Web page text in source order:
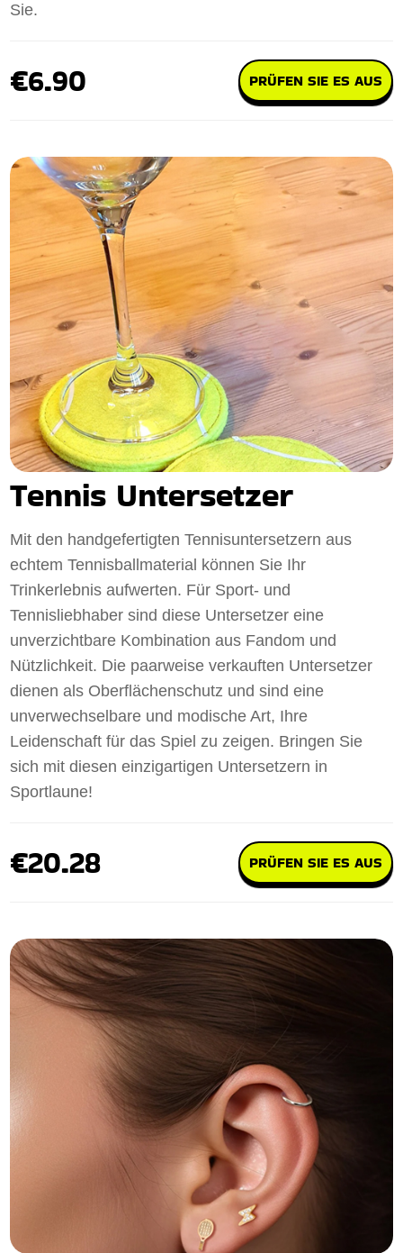
Sie.
€6.90 PRÜFEN SIE ES AUS
Tennis Untersetzer
Mit den handgefertigten Tennisuntersetzern aus
echtem Tennisballmaterial können Sie Ihr
Trinkerlebnis aufwerten. Für Sport- und
Tennisliebhaber sind diese Untersetzer eine
unverzichtbare Kombination aus Fandom und
Nützlichkeit. Die paarweise verkauften Untersetzer
dienen als Oberflächenschutz und sind eine
unverwechselbare und modische Art, Ihre
Leidenschaft für das Spiel zu zeigen. Bringen Sie
sich mit diesen einzigartigen Untersetzern in
Sportlaune!
€20.28 PRÜFEN SIE ES AUS